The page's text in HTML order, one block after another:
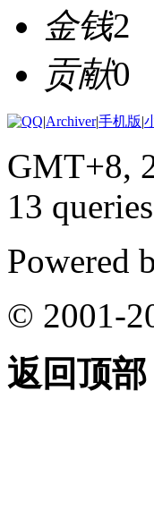
金钱2
贡献0
|Archiver|手机版|
GMT+8,
13
Powered
© 2001-
返回顶部